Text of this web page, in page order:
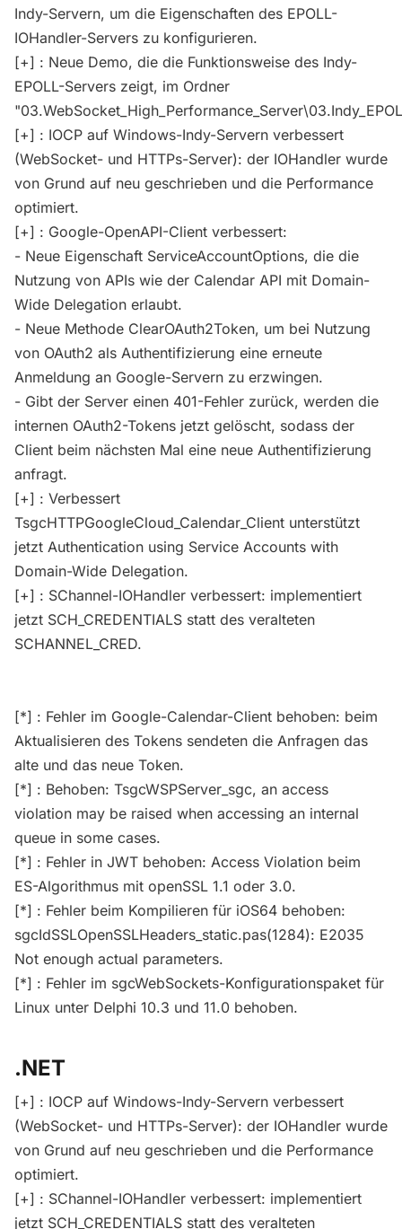
Indy-Servern, um die Eigenschaften des EPOLL-
IOHandler-Servers zu konfigurieren.
[+] : Neue Demo, die die Funktionsweise des Indy-
EPOLL-Servers zeigt, im Ordner
[+] : IOCP auf Windows-Indy-Servern verbessert
(WebSocket- und HTTPs-Server): der IOHandler wurde
von Grund auf neu geschrieben und die Performance
optimiert.
[+] : Google-OpenAPI-Client verbessert:
- Neue Eigenschaft ServiceAccountOptions, die die
Nutzung von APIs wie der Calendar API mit Domain-
Wide Delegation erlaubt.
- Neue Methode ClearOAuth2Token, um bei Nutzung
von OAuth2 als Authentifizierung eine erneute
Anmeldung an Google-Servern zu erzwingen.
- Gibt der Server einen 401-Fehler zurück, werden die
internen OAuth2-Tokens jetzt gelöscht, sodass der
Client beim nächsten Mal eine neue Authentifizierung
anfragt.
[+] : Verbessert
TsgcHTTPGoogleCloud_Calendar_Client unterstützt
jetzt Authentication using Service Accounts with
Domain-Wide Delegation.
[+] : SChannel-IOHandler verbessert: implementiert
jetzt SCH_CREDENTIALS statt des veralteten
SCHANNEL_CRED.
[*] : Fehler im Google-Calendar-Client behoben: beim
Aktualisieren des Tokens sendeten die Anfragen das
alte und das neue Token.
[*] : Behoben: TsgcWSPServer_sgc, an access
violation may be raised when accessing an internal
queue in some cases.
[*] : Fehler in JWT behoben: Access Violation beim
ES-Algorithmus mit openSSL 1.1 oder 3.0.
[*] : Fehler beim Kompilieren für iOS64 behoben:
sgcIdSSLOpenSSLHeaders_static.pas(1284): E2035
Not enough actual parameters.
[*] : Fehler im sgcWebSockets-Konfigurationspaket für
Linux unter Delphi 10.3 und 11.0 behoben.
.NET
[+] : IOCP auf Windows-Indy-Servern verbessert
(WebSocket- und HTTPs-Server): der IOHandler wurde
von Grund auf neu geschrieben und die Performance
optimiert.
[+] : SChannel-IOHandler verbessert: implementiert
jetzt SCH_CREDENTIALS statt des veralteten